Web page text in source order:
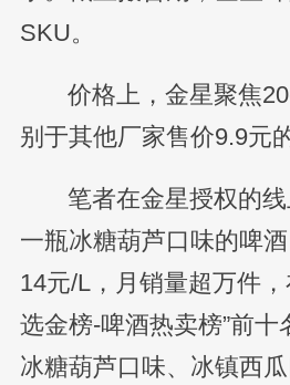
SKU。
价格上，金星聚焦
别于其他厂家售价9.9元
笔者在金星授权的线
一瓶冰糖葫芦口味的啤
14元/L，月销量超万件
选金榜-啤酒热卖榜”前十
冰糖葫芦口味、冰镇西